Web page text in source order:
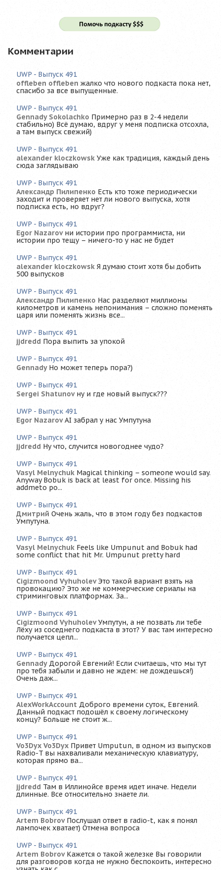
Комментарии
UWP - Выпуск 491
offleben offleben жалко что нового подкаста пока нет,
спасибо за все выпущенные.
UWP - Выпуск 491
Gennady Sokolachko Примерно раз в 2-4 недели
стабильно) Всё думаю, вдруг у меня подписка отсохла,
а там выпуск свежий)
UWP - Выпуск 491
alexander kloczkowsk Уже как традиция, каждый день
сюда заглядываю
UWP - Выпуск 491
Александр Пилипенко Есть кто тоже периодически
заходит и проверяет нет ли нового выпуска, хотя
подписка есть, но вдруг?
UWP - Выпуск 491
Egor Nazarov ни истории про программиста, ни
истории про тещу – ничего-то у нас не будет
UWP - Выпуск 491
alexander kloczkowsk Я думаю стоит хотя бы добить
500 выпусков
UWP - Выпуск 491
Александр Пилипенко Нас разделяют миллионы
километров и камень непонимания – сложно поменять
царя или поменять жизнь все...
UWP - Выпуск 491
jjdredd Пора выпить за упокой
UWP - Выпуск 491
Gennady Но может теперь пора?)
UWP - Выпуск 491
Sergei Shatunov ну и где новый выпуск???
UWP - Выпуск 491
Egor Nazarov AI забрал у нас Умпутуна
UWP - Выпуск 491
jjdredd Ну что, случится новогоднее чудо?
UWP - Выпуск 491
Vasyl Melnychuk Magical thinking – someone would say.
Anyway Bobuk is back at least for once. Missing his
addmeto po...
UWP - Выпуск 491
Дмитрий Очень жаль, что в этом году без подкастов
Умпутуна.
UWP - Выпуск 491
Vasyl Melnychuk Feels like Umpunut and Bobuk had
some conflict that hit Mr. Umpunut pretty hard
UWP - Выпуск 491
Cigizmoond Vyhuholev Это такой вариант взять на
провокацию? Это же не коммерческие сериалы на
стриминговых платформах. За...
UWP - Выпуск 491
Cigizmoond Vyhuholev Умпутун, а не позвать ли тебе
Лёху из соседнего подкаста в этот? У вас там интересно
получается цепл...
UWP - Выпуск 491
Gennady Дорогой Евгений! Если считаешь, что мы тут
про тебя забыли и давно не ждем: не дождешься!)
Очень даж...
UWP - Выпуск 491
AlexWorkAccount Доброго времени суток, Евгений.
Данный подкаст подошёл к своему логическому
концу? Больше не стоит ж...
UWP - Выпуск 491
Vo3Dyx Vo3Dyx Привет Umputun, в одном из выпусков
Radio-T вы нахваливали механическую клавиатуру,
которая прямо ва...
UWP - Выпуск 491
jjdredd Там в Иллинойсе время идет иначе. Недели
длинные. Все относительно знаете ли.
UWP - Выпуск 491
Artem Bobrov Послушал ответ в radio-t, как я понял
лампочек хватает) Отмена вопроса
UWP - Выпуск 491
Artem Bobrov Кажется о такой железке Вы говорили
для разговоров когда не нужно беспокоить, интересно